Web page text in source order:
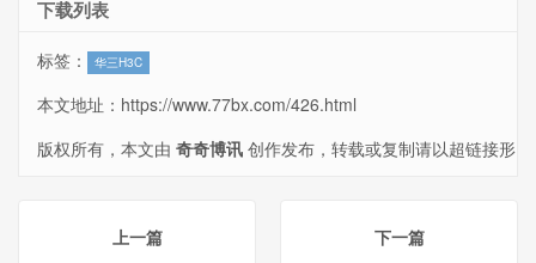
下载列表
标签： 华三H3C
本文地址： https://www.77bx.com/426.html
版权所有，本文由 奇奇博讯 创作发布，转载或复制请以超链接形
上一篇
下一篇